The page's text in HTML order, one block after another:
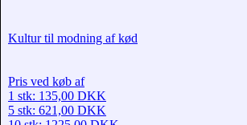
Kultur til modning af kød
Pris ved køb af
1 stk: 135,00 DKK
5 stk: 621,00 DKK